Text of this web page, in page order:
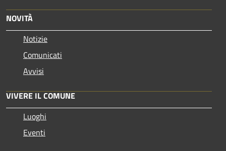
NOVITÀ
Notizie
Comunicati
Avvisi
VIVERE IL COMUNE
Luoghi
Eventi